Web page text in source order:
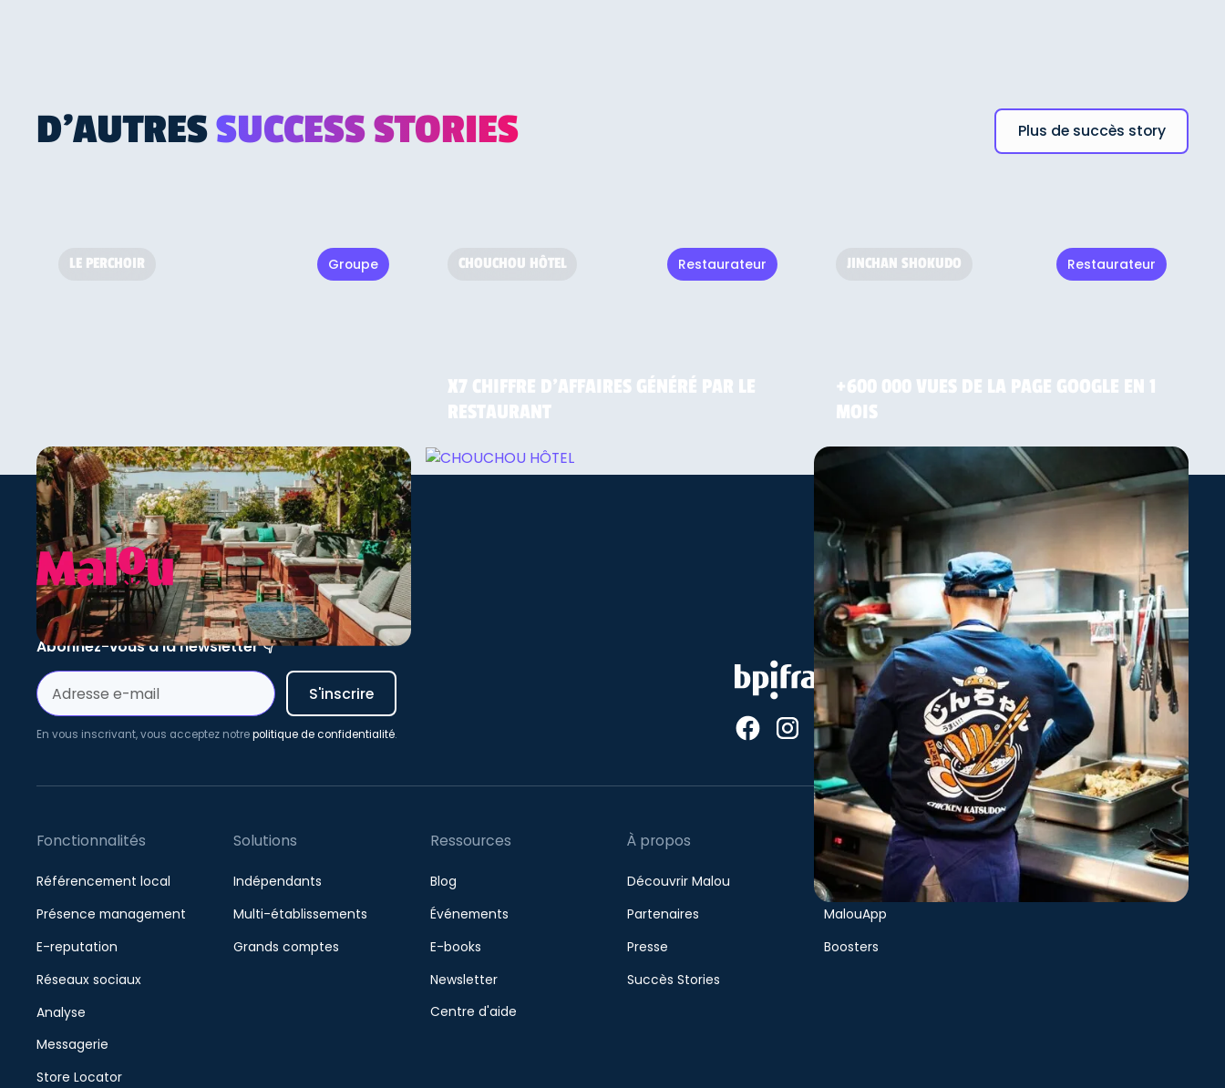
D'AUTRESSUCCESS STORIES Plus de succès story
LE PERCHOIR Groupe CHOUCHOU HÔTEL Restaurateur
X7 CHIFFRE D'AFFAIRES GÉNÉRÉ PAR LE
RESTAURANT
JINCHAN SHOKUDO Restaurateur
+600 000 VUES DE LA PAGE GOOGLE EN 1
MOIS
Cofondateur de Jinchan Shokudo
Contactez-nous au +33 7 49 20 35 80
Abonnez-vous à la newsletter 👇
En vous inscrivant, vous acceptez notrepolitique de confidentialité.
Fonctionnalités
Référencement local
Présence management
E-reputation
Réseaux sociaux
Analyse
Messagerie
Store Locator
Solutions
Indépendants
Multi-établissements
Grands comptes
Ressources
Blog
Événements
E-books
Newsletter
Centre d'aide
À propos
Découvrir Malou
Partenaires
Presse
Succès Stories
Offres
Copilot
MalouApp
Boosters